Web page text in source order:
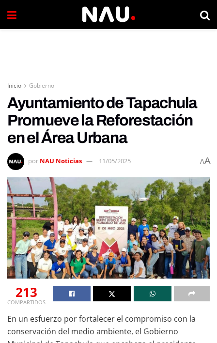
Inicio Gobierno
Ayuntamiento de Tapachula
Promueve la Reforestación
en el Área Urbana
por NAU Noticias 11/05/2025 AA
213
COMPARTIDOS
En un esfuerzo por fortalecer el compromiso con la
conservación del medio ambiente, el Gobierno